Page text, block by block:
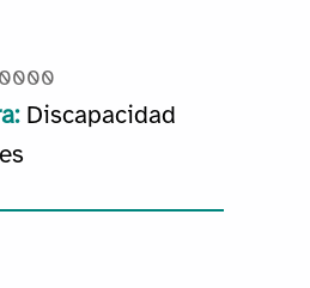
Discapacidad